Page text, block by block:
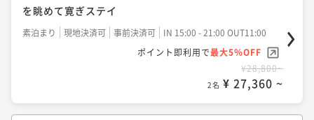
を眺めて寛ぎステイ
素泊まり 現地決済可 事前決済可
IN 15:00 - 21:00 OUT11:00
ポイント即利用で最大5％OFF
¥28,800~
2名 ¥ 27,360 ~